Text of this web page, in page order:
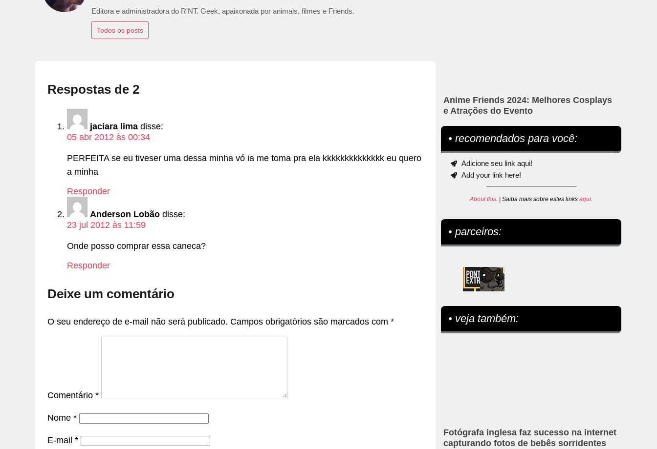
Editora e administradora do R'NT. Geek, apaixonada por animais, filmes e Friends.
Todos os posts
Respostas de 2
jaciara lima disse:
05 abr 2012 às 00:34
PERFEITA se eu tiveser uma dessa minha vó ia me toma pra ela kkkkkkkkkkkkkk eu quero
a minha
Responder
Anderson Lobão disse:
23 jul 2012 às 11:59
Onde posso comprar essa caneca?
Responder
Deixe um comentário
O seu endereço de e-mail não será publicado. Campos obrigatórios são marcados com *
Comentário *
Nome *
E-mail *
Anime Friends 2024: Melhores Cosplays
e Atrações do Evento
• recomendados para você:
Adicione seu link aqui!
Add your link here!
About this. | Saiba mais sobre estes linksaqui.
• parceiros:
• veja também:
Fotógrafa inglesa faz sucesso na internet
capturando fotos de bebês sorridentes